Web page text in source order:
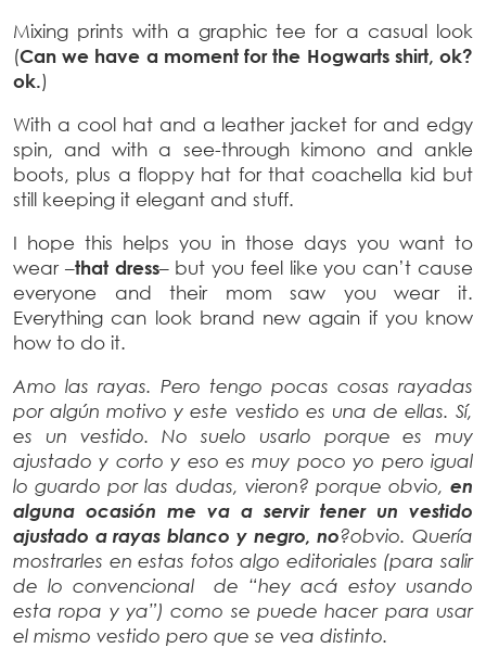
Mixing prints with a graphic tee for a casual look
(Can we have a moment for the Hogwarts shirt, ok?
ok.)
With a cool hat and a leather jacket for and edgy
spin, and with a see-through kimono and ankle
boots, plus a floppy hat for that coachella kid but
still keeping it elegant and stuff.
I hope this helps you in those days you want to
wear –that dress– but you feel like you can’t cause
everyone and their mom saw you wear it.
Everything can look brand new again if you know
how to do it.
Amo las rayas. Pero tengo pocas cosas rayadas
por algún motivo y este vestido es una de ellas. Sí,
es un vestido. No suelo usarlo porque es muy
ajustado y corto y eso es muy poco yo pero igual
lo guardo por las dudas, vieron? porque obvio, en
alguna ocasión me va a servir tener un vestido
ajustado a rayas blanco y negro, no?obvio. Quería
mostrarles en estas fotos algo editoriales (para salir
de lo convencional de “hey acá estoy usando
esta ropa y ya”) como se puede hacer para usar
el mismo vestido pero que se vea distinto.